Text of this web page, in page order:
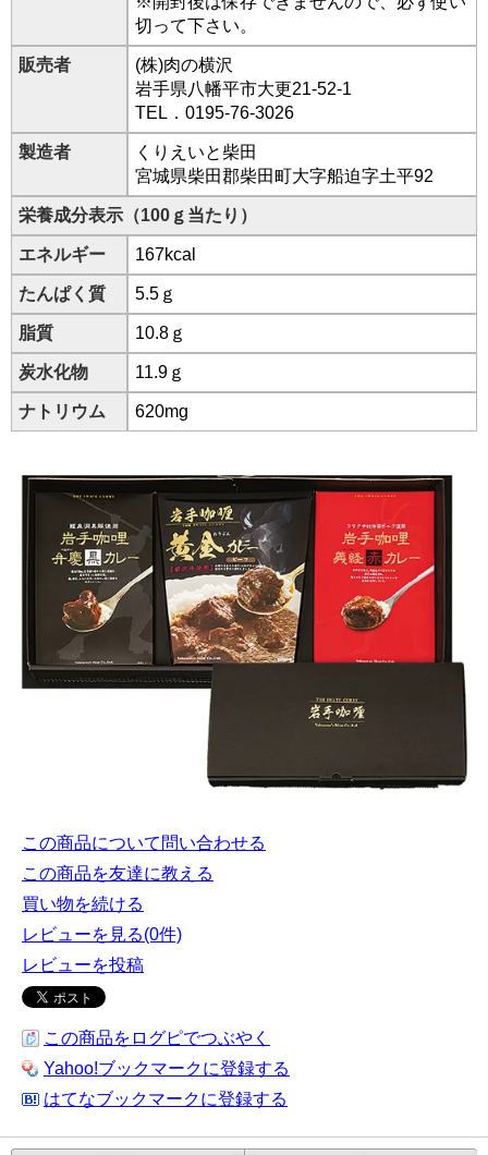
切って下さい。
販売者
(株)肉の横沢
岩手県八幡平市大更21-52-1
TEL．0195-76-3026
製造者
くりえいと柴田
宮城県柴田郡柴田町大字船迫字土平92
栄養成分表示（100ｇ当たり）
エネルギー 167kcal
たんぱく質 5.5ｇ
脂質 10.8ｇ
炭水化物 11.9ｇ
ナトリウム 620mg
この商品について問い合わせる
この商品を友達に教える
買い物を続ける
レビューを見る(0件)
レビューを投稿
この商品をログピでつぶやく
Yahoo!ブックマークに登録する
はてなブックマークに登録する